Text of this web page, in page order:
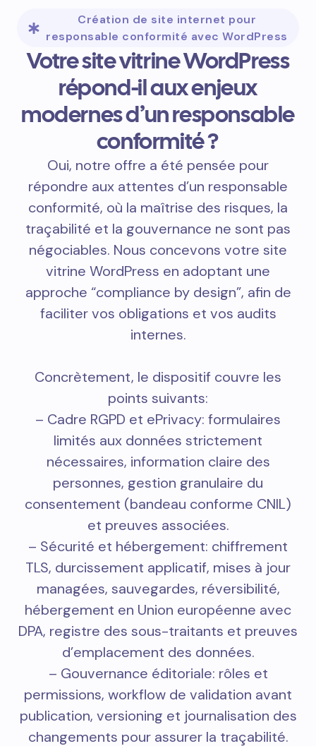
Création de site internet pour
responsable conformité avec WordPress
Votre site vitrine WordPress
répond-il aux enjeux
modernes d’un responsable
conformité ?
Oui, notre offre a été pensée pour
répondre aux attentes d’un responsable
conformité, où la maîtrise des risques, la
traçabilité et la gouvernance ne sont pas
négociables. Nous concevons votre site
vitrine WordPress en adoptant une
approche “compliance by design”, afin de
faciliter vos obligations et vos audits
internes.
Concrètement, le dispositif couvre les
points suivants:
– Cadre RGPD et ePrivacy: formulaires
limités aux données strictement
nécessaires, information claire des
personnes, gestion granulaire du
consentement (bandeau conforme CNIL)
et preuves associées.
– Sécurité et hébergement: chiffrement
TLS, durcissement applicatif, mises à jour
managées, sauvegardes, réversibilité,
hébergement en Union européenne avec
DPA, registre des sous-traitants et preuves
d’emplacement des données.
– Gouvernance éditoriale: rôles et
permissions, workflow de validation avant
publication, versioning et journalisation des
changements pour assurer la traçabilité.